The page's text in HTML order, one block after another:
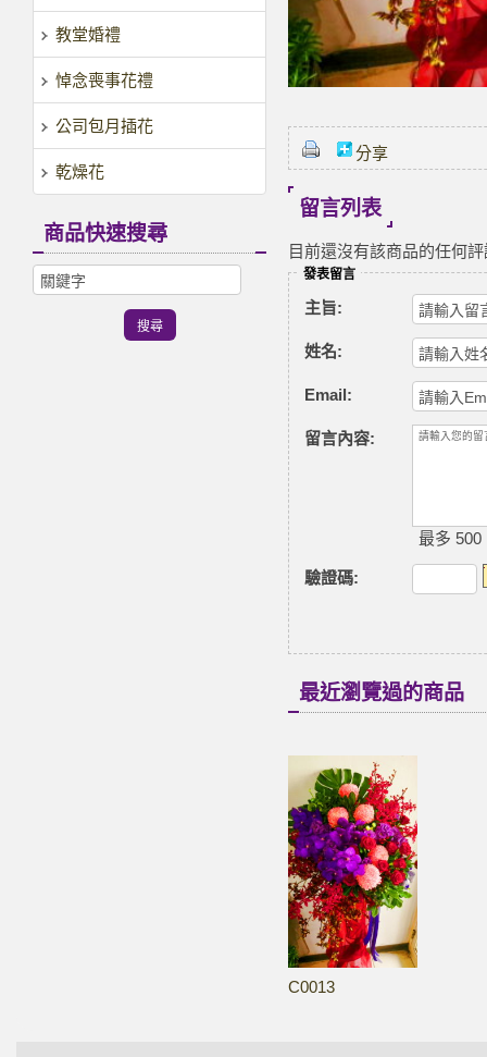
教堂婚禮
悼念喪事花禮
公司包月插花
乾燥花
商品快速搜尋
分享
留言列表
目前還沒有該商品的任何
發表留言
主旨:
姓名:
Email:
留言內容:
最多 500
驗證碼:
最近瀏覽過的商品
C0013